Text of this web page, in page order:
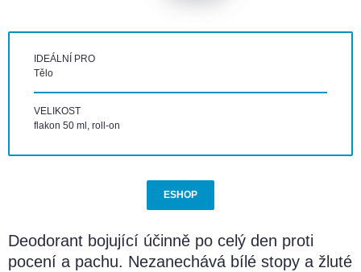
IDEÁLNÍ PRO
Tělo
VELIKOST
flakon 50 ml, roll-on
ESHOP
Deodorant bojující účinně po celý den proti
pocení a pachu. Nezanechává bílé stopy a žluté